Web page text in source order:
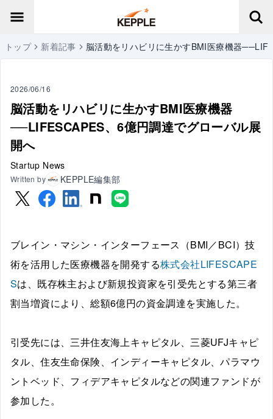
トップ 新着記事 脳活動をリハビリに生かすBMI医療機器
2026/06/16
脳活動をリハビリに生かすBMI医療機器
──LIFESCAPES、6億円調達でグローバル展
開へ
Startup News
Written by KEPPLE編集部
ブレイン・マシン・インターフェース（BMI／BCI）技
術を活用した医療機器を開発する株式会社LIFESCAPE
Sは、既存株主および新規投資家を引受先とする第三者
割当増資により、総額6億円の資金調達を実施した。
引受先には、三井住友海上キャピタル、三菱UFJキャピ
タル、住友生命保険、インディーキャピタル、パラマウ
ントベッド、フィデアキャピタルなどの関連ファンドが
参加した。